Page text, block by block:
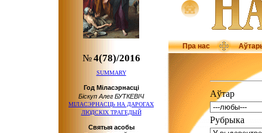
Пра нас
№4(78)/2016
SUMMARY
Год Міласэрнасці
Біскуп Алег БУТКЕВІЧ
МІЛАСЭРНАСЦЬ НА ДАРОГАХ
ЛЮДСКІХ ТРАГЕДЫЙ
Святыя асобы
Аўтар
Рубрыка